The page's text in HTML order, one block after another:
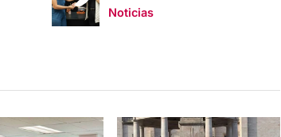
privadas
Noticias